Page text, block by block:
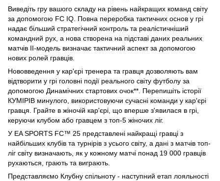
Виведіть гру вашого складу на рівень найкращих команд світу
за допомогою FC IQ. Повна переробка тактичних основ у грі
надає більший стратегічний контроль та реалістичніший
командний рух, а нова створена на підставі даних реальних
матчів ІІ-модель визначає тактичний аспект за допомогою
нових ролей гравців.
Нововведення у кар'єрі тренера та гравця дозволяють вам
відтворити у грі головні події реального світу футболу за
допомогою Динамічних стартових очок**. Перепишіть історії
КУМІРІВ минулого, використовуючи сучасні команди у кар'єрі
гравця. Грайте в жіночій кар'єрі, що вперше з'явилася в грі,
керуючи клубом або гравцем з топ-5 жіночих ліг.
У EA SPORTS FC™ 25 представлені найкращі гравці з
найбільших клубів та турнірів з усього світу, а дані з матчів топ-
ліг світу визначають, як у кожному матчі понад 19 000 гравців
рухаються, грають та виграють.
Представляємо Клубну спільноту - наступний етап лояльності